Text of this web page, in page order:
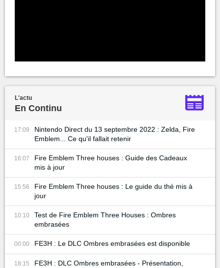
L'actu
En Continu
17:09
Nintendo Direct du 13 septembre 2022 : Zelda, Fire
Emblem... Ce qu'il fallait retenir
16:07
Fire Emblem Three houses : Guide des Cadeaux
mis à jour
15:56
Fire Emblem Three houses : Le guide du thé mis à
jour
10:10
Test de Fire Emblem Three Houses : Ombres
embrasées
00:00 FE3H : Le DLC Ombres embrasées est disponible
18:15
FE3H : DLC Ombres embrasées - Présentation,